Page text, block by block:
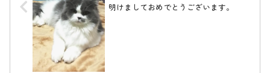
明けましておめでとうございます。